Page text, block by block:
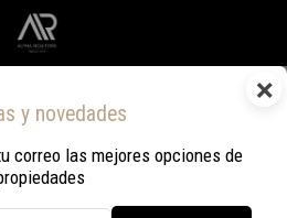
×
y novedades
correo las mejores opciones de